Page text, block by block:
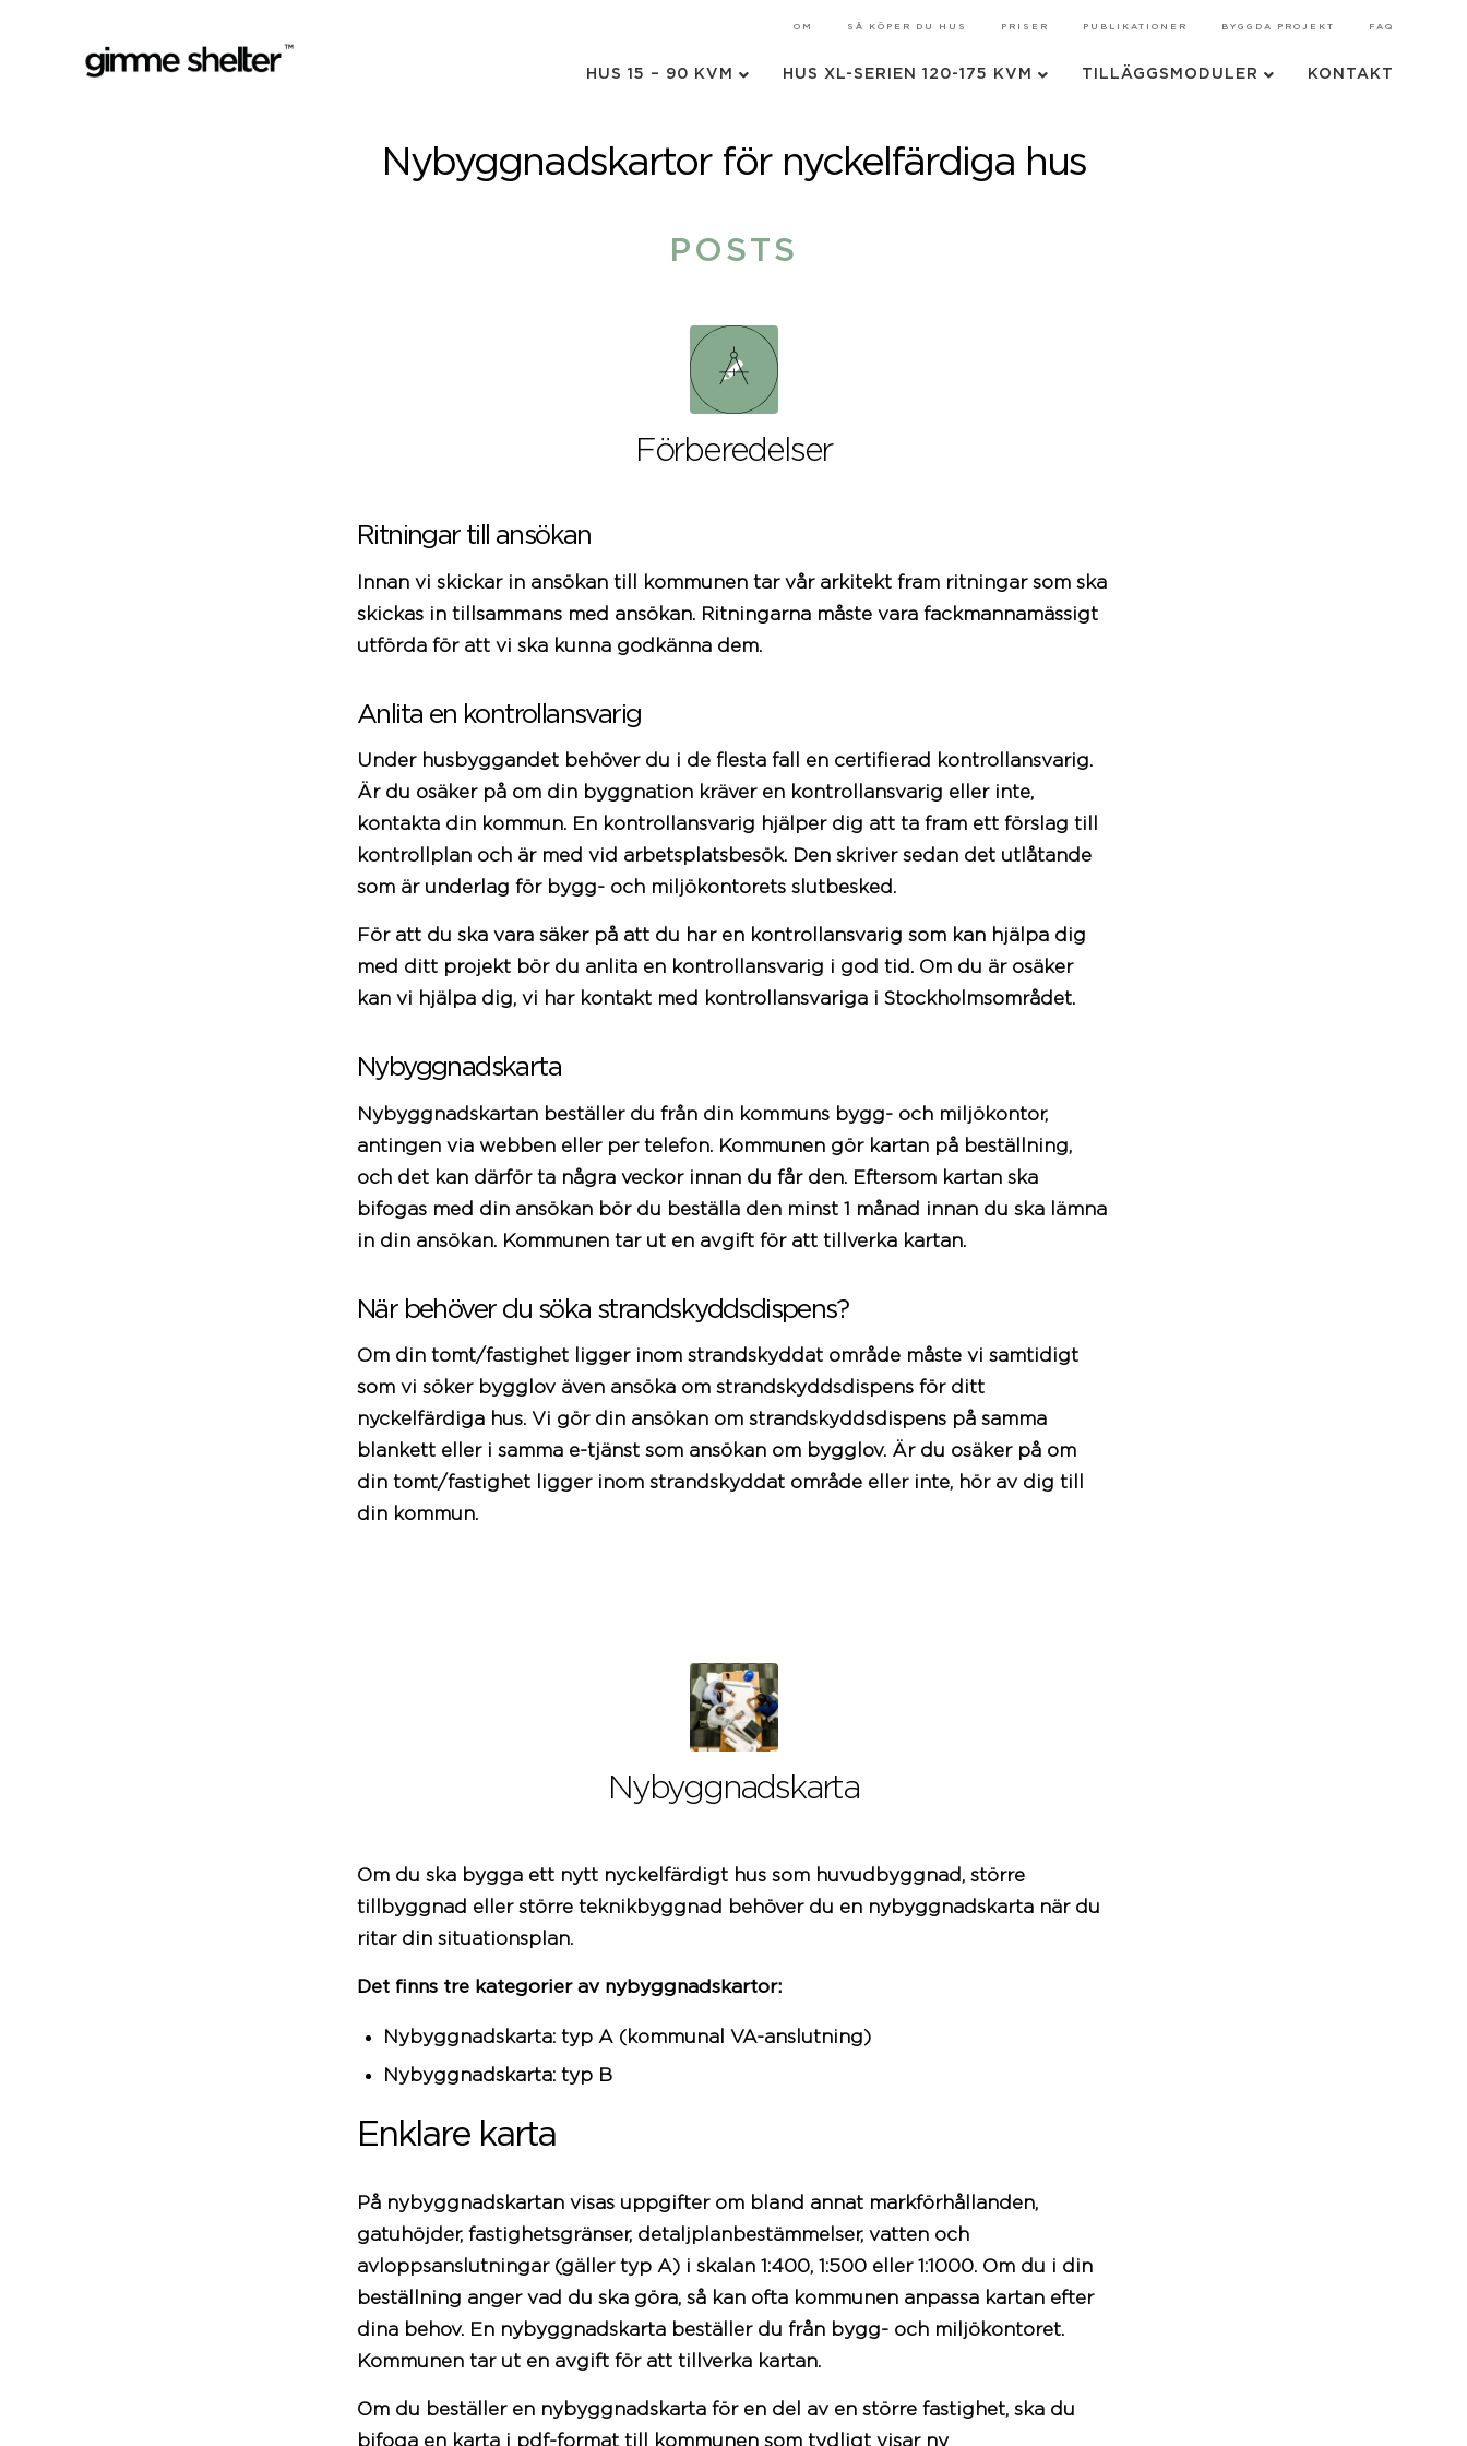
OM SÅ KÖPER DU HUS PRISER PUBLIKATIONER BYGGDA PROJEKT FAQ
HUS 15 – 90 KVM HUS XL-SERIEN 120-175 KVM TILLÄGGSMODULER
15 kvm
terrass
KONTAKT
Nybyggnadskartor för nyckelfärdiga hus
POSTS
Förberedelser
Ritningar till ansökan
Innan vi skickar in ansökan till kommunen tar vår arkitekt fram ritningarsom ska
skickas in tillsammans med ansökan. Ritningarna måste vara fackmannamässigt
utförda för att vi ska kunna godkänna dem.
Anlita en kontrollansvarig
Under husbyggandet behöver du i de flesta fall en certifierad kontrollansvarig.
Är du osäker på om din byggnation kräver en kontrollansvarig eller inte,
kontakta din kommun. En kontrollansvarig hjälper dig att ta fram ett förslag till
kontrollplan och är med vid arbetsplatsbesök. Den skriver sedan det utlåtande
som är underlag för bygg- och miljökontorets slutbesked.
För att du ska vara säker på att du har en kontrollansvarig som kan hjälpa dig
med ditt projekt bör du anlita en kontrollansvarig i god tid. Om du är osäker
kan vi hjälpa dig, vi har kontakt med kontrollansvariga i Stockholmsområdet.
Nybyggnadskarta
Nybyggnadskartan beställer du från din kommuns bygg- och miljökontor,
antingen via webben eller per telefon. Kommunen gör kartan på beställning,
och det kan därför ta några veckor innan du får den. Eftersom kartan ska
bifogas med din ansökan bör du beställa den minst 1 månad innan du ska lämna
in din ansökan. Kommunen tar ut en avgift för att tillverka kartan.
När behöver du söka strandskyddsdispens?
Om din tomt/fastighet ligger inom strandskyddat område måste vi samtidigt
som vi söker bygglov även ansöka om strandskyddsdispens för ditt
nyckelfärdiga hus. Vi gör din ansökan om strandskyddsdispens på samma
blankett eller i samma e-tjänst som ansökan om bygglov. Är du osäker på om
din tomt/fastighet ligger inom strandskyddat område eller inte, hör av dig till
din kommun.
Nybyggnadskarta
Om du ska bygga ett nytt nyckelfärdigt hus som huvudbyggnad, större
tillbyggnad eller större teknikbyggnad behöver du en nybyggnadskarta när du
ritar din situationsplan.
Det finns tre kategorier av nybyggnadskartor:
Nybyggnadskarta: typ A (kommunal VA-anslutning)
Nybyggnadskarta: typ B
Enklare karta
På nybyggnadskartan visas uppgifter om bland annat markförhållanden,
gatuhöjder, fastighetsgränser, detaljplanbestämmelser, vatten och
avloppsanslutningar (gäller typ A) i skalan 1:400, 1:500 eller 1:1000. Om du i din
beställning anger vad du ska göra, så kan ofta kommunen anpassa kartan efter
dina behov. En nybyggnadskarta beställer du från bygg- och miljökontoret.
Kommunen tar ut en avgift för att tillverka kartan.
Om du beställer en nybyggnadskarta för en del av en större fastighet, ska du
bifoga en karta i pdf-format till
kommunen som tydligt visar ny